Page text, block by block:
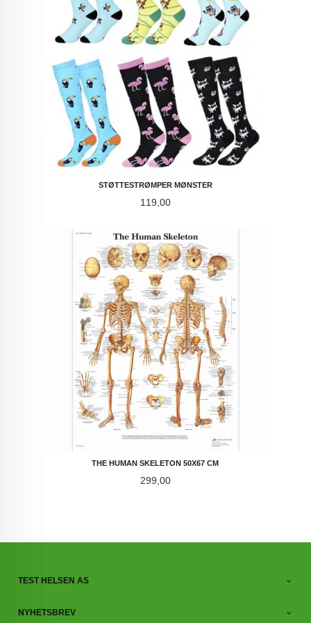
STØTTESTRØMPER MØNSTER
Pris
119,00
THE HUMAN SKELETON 50X67 CM
Pris
299,00
TEST HELSEN AS
NYHETSBREV